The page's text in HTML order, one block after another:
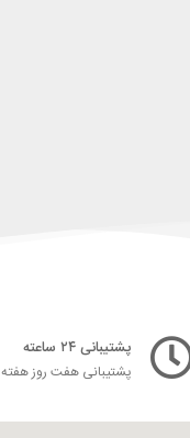
پشتیبانی ۲۴ ساعته
پشتیبانی هفت روز هفته